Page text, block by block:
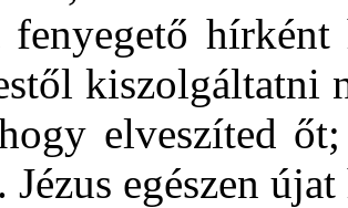
fenyegető
kiszolgáltatni
elveszíted
Jézus egészen